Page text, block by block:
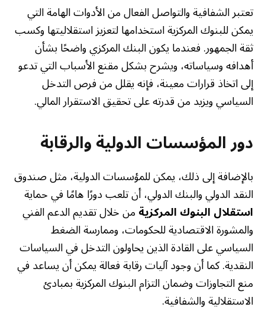
تعتبر الشفافية والتواصل الفعال من الأدوات الهامة التي
يمكن للبنوك المركزية استخدامها لتعزيز استقلاليتها وكسب
ثقة الجمهور. فعندما يكون البنك المركزي واضحًا بشأن
أهدافه وسياساته، ويشرح بشكل مقنع الأسباب التي تدعو
إلى اتخاذ قرارات معينة، فإنه يقلل من فرص التدخل
السياسي ويزيد من قدرته على تحقيق الاستقرار المالي.
دور المؤسسات الدولية والرقابة
بالإضافة إلى ذلك، يمكن للمؤسسات الدولية، مثل صندوق
النقد الدولي والبنك الدولي، أن تلعب دورًا هامًا في حماية
استقلال البنوك المركزيةمن خلال تقديم الدعم الفني
والمشورة الاقتصادية للحكومات، وممارسة الضغط
السياسي على القادة الذين يحاولون التدخل في السياسات
النقدية. كما أن وجود آليات رقابة فعالة يمكن أن يساعد في
منع التجاوزات وضمان التزام البنوك المركزية بمبادئ
الاستقلالية والشفافية.